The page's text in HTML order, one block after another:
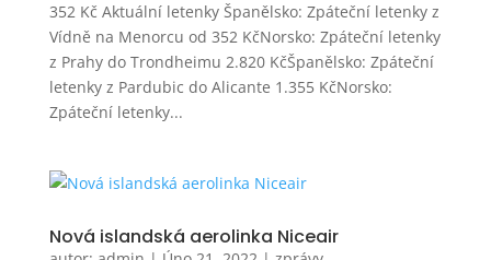
352 Kč Aktuální letenky Španělsko: Zpáteční letenky z
Vídně na Menorcu od 352 KčNorsko: Zpáteční letenky
z Prahy do Trondheimu 2.820 KčŠpanělsko: Zpáteční
letenky z Pardubic do Alicante 1.355 KčNorsko:
Zpáteční letenky...
Nová islandská aerolinka Niceair